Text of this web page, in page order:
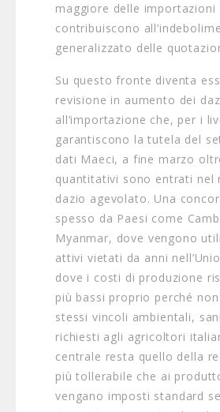
maggiore delle importazioni
contribuiscono
generalizzato delle
Su questo fronte diventa
revisione in aumento dei
all’importazione che, per i
garantiscono la tutela del
dati Maeci, a fine marzo
quantitativi sono entrati nel
dazio agevolato. Una
spesso da Paesi come
Myanmar, dove vengono
attivi vietati da anni
dove i costi di produzione
più bassi proprio perché
stessi vincoli ambientali,
richiesti agli agricoltori
centrale resta quello della
più tollerabile che ai
vengano imposti standard